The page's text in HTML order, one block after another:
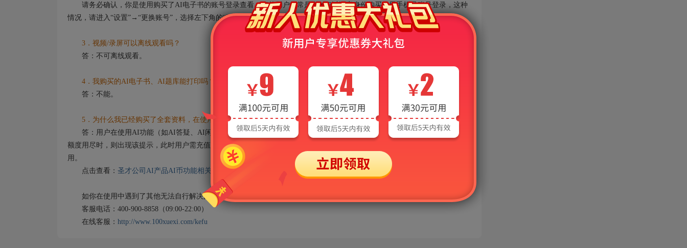
请务必确认，你是使用购买了AI电子书的账号登录查看，有的用户经常是在APP以游客身份购买，用手机号账号登录，这种
情况，请进入“设置”→“更换账号”，选择左下角的“游客”，切换到游客身份，再进入“已购买”栏目。
3．视频/录屏可以离线观看吗？
答：不可离线观看。
4．我购买的AI电子书、AI题库能打印吗？
答：不能。
5．为什么我已经购买了全套资料，在使用AI功能的时候却提示“您的额度已用完，需充值后继续使用”？
答：用户在使用AI功能（如AI答疑、AI闲聊）的过程中，会消耗各种AI算力资源，系统会默认赠送一定的免费额度，当免费
额度用尽时，则出现该提示，此时用户需充值AI币后才可继续使用AI功能。需要说明的是，出现该提示并不会影响非AI功能的使
用。
点击查看： 圣才公司AI产品AI币功能相关说明
如你在使用中遇到了其他无法自行解决的问题，请联系客服：
客服电话：400-900-8858（09:00-22:00）
在线客服： http://www.100xuexi.com/kefu